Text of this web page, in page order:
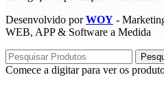
Desenvolvido porWOY -
WEB, APP & Software a Medida
Comece a digitar para ver os